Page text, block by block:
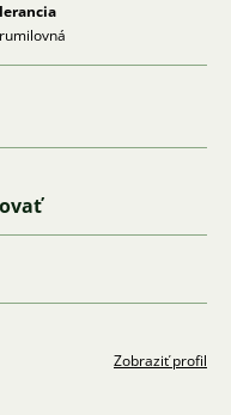
Zobraziť profil